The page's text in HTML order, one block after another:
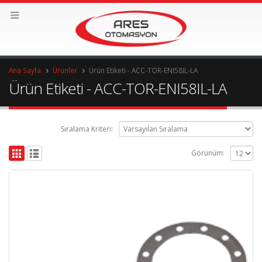
Ana Sayfa Ürünler Ürün Etiketi -ACC-TOR-ENI58IL-LA
Ürün Etiketi - ACC-TOR-ENI58IL-LA
Sıralama Kriteri:
Görünüm: